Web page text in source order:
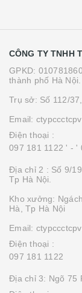
CÔNG TY TNHH
GPKD:
thành phố Hà Nội.
Trụ sở: Số 112/
Email:
Điện thoại :
097 181 1122 ' - '
Địa chỉ 2 : Số 9/
Tp Hà Nội.
Kho xưởng:
Hà, Tp Hà Nội
Email:
Điện thoại :
097 181 1122
Địa chỉ 3: Ngõ 75